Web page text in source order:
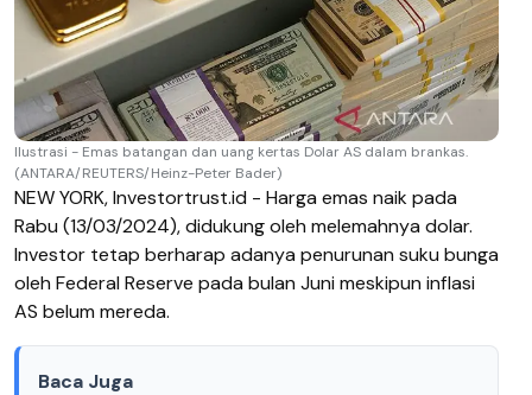
Ilustrasi - Emas batangan dan uang kertas Dolar AS dalam brankas.
(ANTARA/REUTERS/Heinz-Peter Bader)
NEW YORK, Investortrust.id - Harga emas naik pada
Rabu (13/03/2024), didukung oleh melemahnya dolar.
Investor tetap berharap adanya penurunan suku bunga
oleh Federal Reserve pada bulan Juni meskipun inflasi
AS belum mereda.
Baca Juga